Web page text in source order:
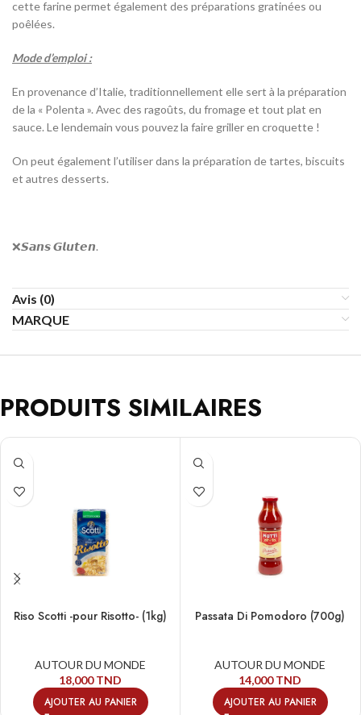
cette farine permet également des préparations gratinées ou
poêlées.
Mode d’emploi :
En provenance d’Italie, traditionnellement elle sert à la préparation
de la « Polenta ». Avec des ragoûts, du fromage et tout plat en
sauce. Le lendemain vous pouvez la faire griller en croquette !
On peut également l’utiliser dans la préparation de tartes, biscuits
et autres desserts.
❌𝙎𝙖𝙣𝙨 𝙂𝙡𝙪𝙩𝙚𝙣.
Avis (0)
MARQUE
PRODUITS SIMILAIRES
Riso Scotti -pour Risotto- (1kg)
AUTOUR DU MONDE
18,000TND
AJOUTER AU PANIER
Passata Di Pomodoro (700g)
AUTOUR DU MONDE
14,000TND
AJOUTER AU PANIER